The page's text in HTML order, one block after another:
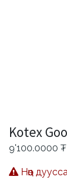
Kotex
9'100.0000 ₮
Нөөц